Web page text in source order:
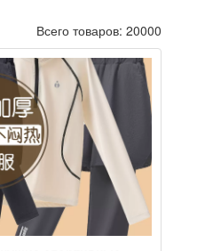
Всего товаров: 20000